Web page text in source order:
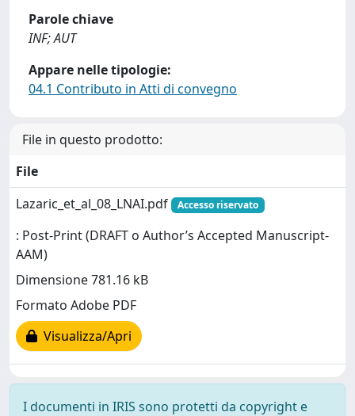
Parole chiave
INF; AUT
Appare nelle tipologie:
04.1 Contributo in Atti di convegno
File in questo prodotto:
File
Lazaric_et_al_08_LNAI.pdf
Accesso riservato
: Post-Print (DRAFT o Author’s Accepted Manuscript-
AAM)
Dimensione 781.16 kB
Formato Adobe PDF
Visualizza/Apri
I documenti in IRIS sono protetti da copyright e